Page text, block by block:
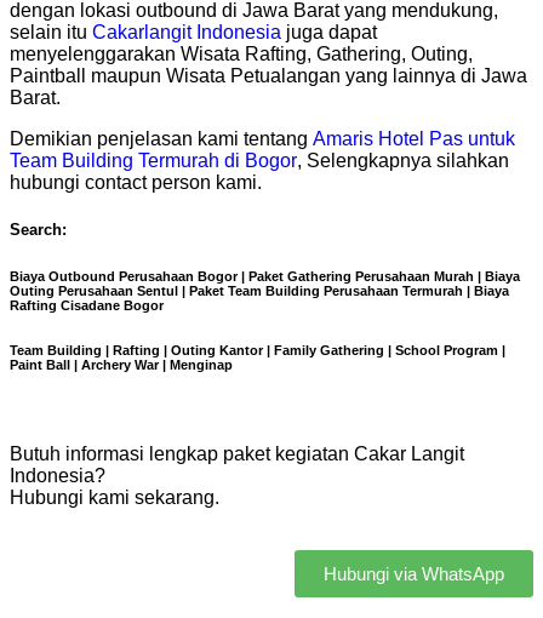
dengan lokasi outbound di Jawa Barat yang mendukung,
selain itu Cakarlangit Indonesia juga dapat
menyelenggarakan Wisata Rafting, Gathering, Outing,
Paintball maupun Wisata Petualangan yang lainnya di Jawa
Barat.
Demikian penjelasan kami tentang Amaris Hotel Pas untuk
Team Building Termurah di Bogor, Selengkapnya silahkan
hubungi contact person kami.
Search:
Biaya Outbound Perusahaan Bogor | Paket Gathering Perusahaan Murah | Biaya
Outing Perusahaan Sentul | Paket Team Building Perusahaan Termurah | Biaya
Rafting Cisadane Bogor
Team Building | Rafting | Outing Kantor | Family Gathering | School Program |
Paint Ball | Archery War | Menginap
Butuh informasi lengkap paket kegiatan Cakar Langit
Indonesia?
Hubungi kami sekarang.
Hubungi via WhatsApp